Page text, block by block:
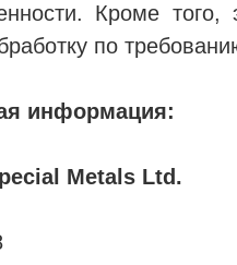
Кроме того,
по
информация:
Metals Ltd.